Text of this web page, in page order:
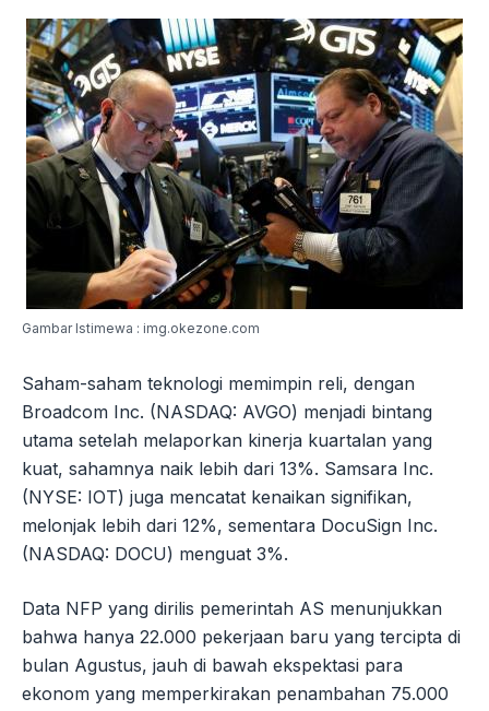
Gambar Istimewa : img.okezone.com
Saham-saham teknologi memimpin reli, dengan
Broadcom Inc. (NASDAQ: AVGO) menjadi bintang
utama setelah melaporkan kinerja kuartalan yang
kuat, sahamnya naik lebih dari 13%. Samsara Inc.
(NYSE: IOT) juga mencatat kenaikan signifikan,
melonjak lebih dari 12%, sementara DocuSign Inc.
(NASDAQ: DOCU) menguat 3%.
Data NFP yang dirilis pemerintah AS menunjukkan
bahwa hanya 22.000 pekerjaan baru yang tercipta di
bulan Agustus, jauh di bawah ekspektasi para
ekonom yang memperkirakan penambahan 75.000